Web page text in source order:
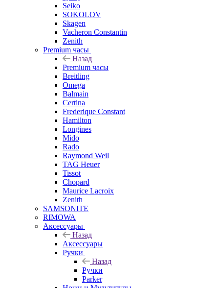
Seiko
SOKOLOV
Skagen
Vacheron Constantin
Zenith
Premium часы
Назад
Premium часы
Breitling
Omega
Balmain
Certina
Frederique Constant
Hamilton
Longines
Mido
Rado
Raymond Weil
TAG Heuer
Tissot
Chopard
Maurice Lacroix
Zenith
SAMSONITE
RIMOWA
Аксессуары
Назад
Аксессуары
Ручки
Назад
Ручки
Parker